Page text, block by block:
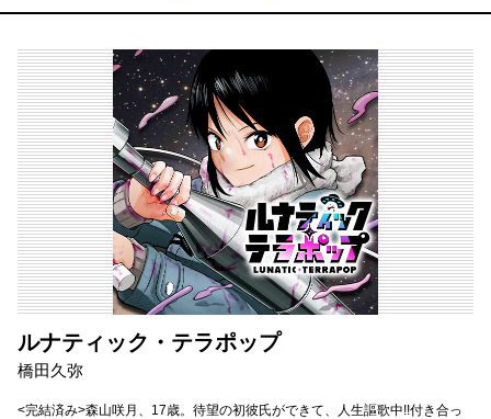
ルナティック・テラポップ
橋田久弥
<完結済み>森山咲月、17歳。待望の初彼氏ができて、人生謳歌中!!付き合っ